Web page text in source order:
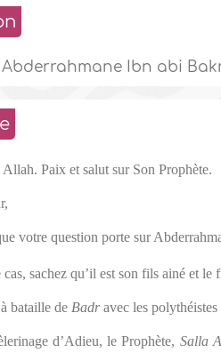
Ibn abi
Paix et salut sur Son Prophète.
votre question porte sur
cas, sachez qu’il est son fils ainé et
bataille deBadravec les polythéistes
d’Adieu, le Prophète, Salla